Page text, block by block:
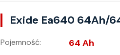
Exide Ea640 64Ah/
Pojemność: 64 Ah